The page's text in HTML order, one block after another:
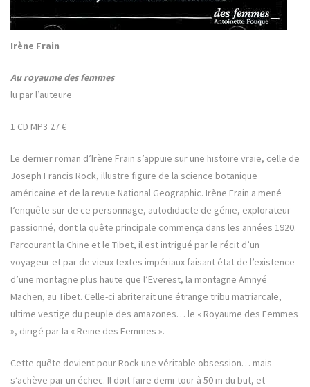
Irène Frain
Au royaume des femmes
lu par l’auteure
1 CD MP3 27 €
Le dernier roman d’Irène Frain s’appuie sur une histoire vraie, celle de
Joseph Francis Rock, illustre figure de la science botanique
américaine et de la revue National Geographic. Irène Frain a mené
l’enquête sur de ce personnage, autodidacte de génie, explorateur
passionné, dont la quête principale commença dans les années 1920.
Parcourant la Chine et le Tibet, il est intrigué par le récit d’un
voyageur et par de vieux textes impériaux faisant état de l’existence
d’une montagne plus haute que l’Everest, la montagne Amnyé
Machen, au Tibet. Celle-ci abriterait une étrange tribu matriarcale,
ultime vestige du peuple des amazones… le « Royaume des Femmes
», dirigé par la « Reine des Femmes ».
Cette quête devient pour Rock une véritable obsession… mais
s’achève par un échec. Il doit faire demi-tour à 50 m du but, et